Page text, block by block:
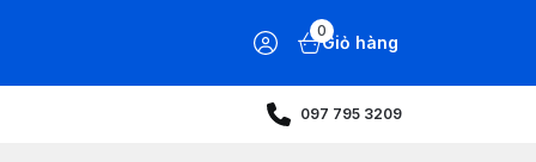
0
Giỏ hàng
097 795 3209